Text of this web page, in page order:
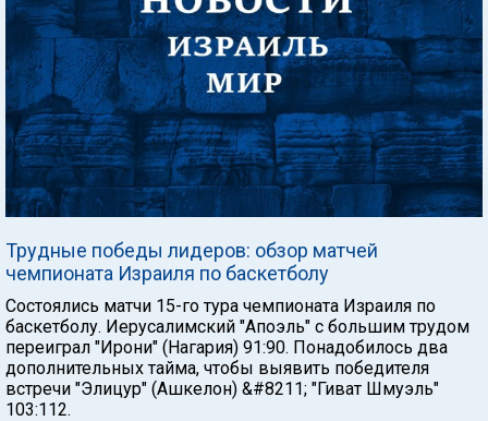
Трудные победы лидеров: обзор матчей
чемпионата Израиля по баскетболу
Состоялись матчи 15-го тура чемпионата Израиля по
баскетболу. Иерусалимский "Апоэль" с большим трудом
переиграл "Ирони" (Нагария) 91:90. Понадобилось два
дополнительных тайма, чтобы выявить победителя
встречи "Элицур" (Ашкелон) &#8211; "Гиват Шмуэль"
103:112.